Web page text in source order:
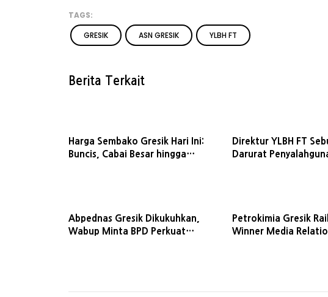
TAGS:
GRESIK
ASN GRESIK YLBH FT
Berita Terkait
Harga Sembako Gresik Hari Ini:
Buncis, Cabai Besar hingga
Direktur YLBH FT
Darurat
Abpednas Gresik Dikukuhkan,
Wabup Minta BPD Perkuat
Petrokimia Gresik
Winner Media